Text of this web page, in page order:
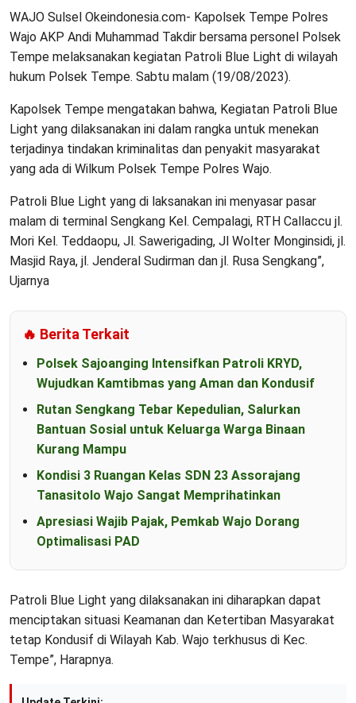
WAJO Sulsel Okeindonesia.com- Kapolsek Tempe Polres
Wajo AKP Andi Muhammad Takdir bersama personel Polsek
Tempe melaksanakan kegiatan Patroli Blue Light di wilayah
hukum Polsek Tempe. Sabtu malam (19/08/2023).
Kapolsek Tempe mengatakan bahwa, Kegiatan Patroli Blue
Light yang dilaksanakan ini dalam rangka untuk menekan
terjadinya tindakan kriminalitas dan penyakit masyarakat
yang ada di Wilkum Polsek Tempe Polres Wajo.
Patroli Blue Light yang di laksanakan ini menyasar pasar
malam di terminal Sengkang Kel. Cempalagi, RTH Callaccu jl.
Mori Kel. Teddaopu, Jl. Sawerigading, Jl Wolter Monginsidi, jl.
Masjid Raya, jl. Jenderal Sudirman dan jl. Rusa Sengkang”,
Ujarnya
🔥 Berita Terkait
Polsek Sajoanging Intensifkan Patroli KRYD,
Wujudkan Kamtibmas yang Aman dan Kondusif
Rutan Sengkang Tebar Kepedulian, Salurkan
Bantuan Sosial untuk Keluarga Warga Binaan
Kurang Mampu
Kondisi 3 Ruangan Kelas SDN 23 Assorajang
Tanasitolo Wajo Sangat Memprihatinkan
Apresiasi Wajib Pajak, Pemkab Wajo Dorang
Optimalisasi PAD
Patroli Blue Light yang dilaksanakan ini diharapkan dapat
menciptakan situasi Keamanan dan Ketertiban Masyarakat
tetap Kondusif di Wilayah Kab. Wajo terkhusus di Kec.
Tempe”, Harapnya.